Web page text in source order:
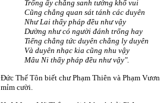
Trống ấy chẳng sanh tưởng khổ vui
Cũng chẳng quan sát tánh các duyên
Như Lai thấy pháp đều như vậy
Dường như có người đánh trống hay
Tiếng chẳng tức duyên chẳng ly duyên
Và duyên nhạc kia cũng nhu vậy
Mâu Ni thấy pháp đều như vậy".
Ðức Thế Tôn biết chư Phạm Thiên và Phạm
mỉm cười.